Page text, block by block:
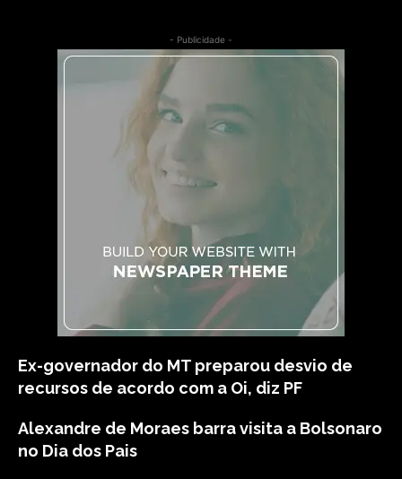
- Publicidade -
Ex-governador do MT preparou desvio de
recursos de acordo com a Oi, diz PF
Alexandre de Moraes barra visita a Bolsonaro
no Dia dos Pais